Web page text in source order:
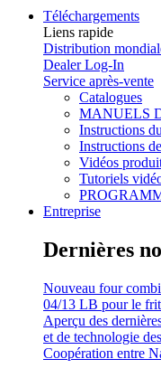
Téléchargements
Liens rapide
Distribution
Dealer Log-In
Service après-vente
Catalogues
MANUELS
Instructions
Instructions
Vidéos
Tutoriels
Entreprise
Dernières
Nouveau four
04/13 LB pour le
Aperçu des
et de technologie
Coopération entre